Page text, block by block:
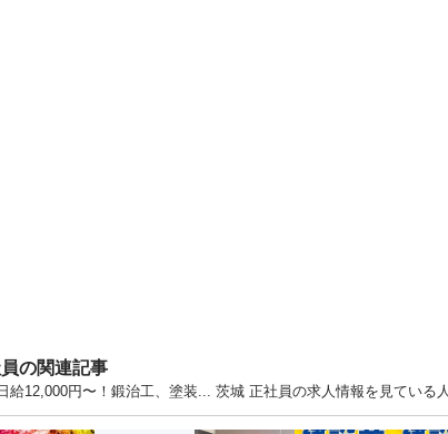
の関連記事
給12,000円〜！鍛治工、塗装... 茨城 正社員の求人情報を見ている